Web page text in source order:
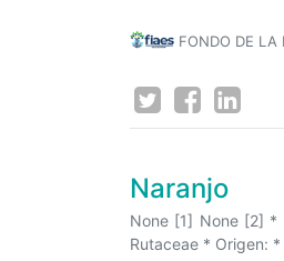
FONDO DE LA
Naranjo
None [1] None [2] *
Rutaceae * Origen: *